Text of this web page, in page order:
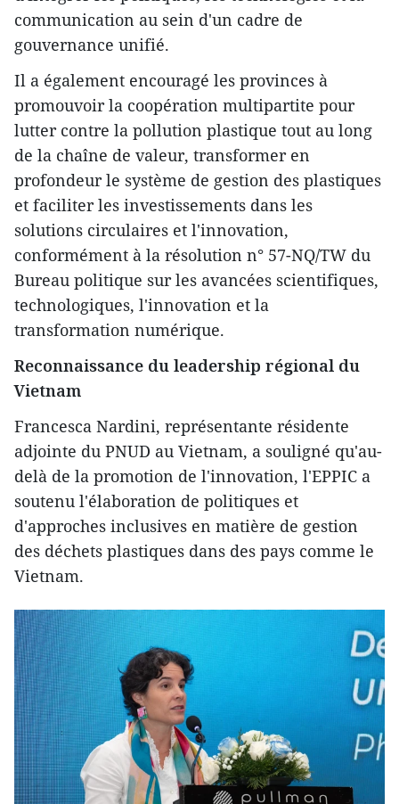
communication au sein d'un cadre de
gouvernance unifié.
Il a également encouragé les provinces à
promouvoir la coopération multipartite pour
lutter contre la pollution plastique tout au long
de la chaîne de valeur, transformer en
profondeur le système de gestion des plastiques
et faciliter les investissements dans les
solutions circulaires et l'innovation,
conformément à la résolution n° 57-NQ/TW du
Bureau politique sur les avancées scientifiques,
technologiques, l'innovation et la
transformation numérique.
Reconnaissance du leadership régional du
Vietnam
Francesca Nardini, représentante résidente
adjointe du PNUD au Vietnam, a souligné qu'au-
delà de la promotion de l'innovation, l'EPPIC a
soutenu l'élaboration de politiques et
d'approches inclusives en matière de gestion
des déchets plastiques dans des pays comme le
Vietnam.